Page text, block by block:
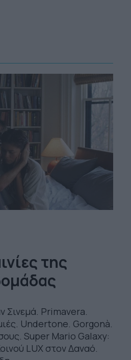
της
Σινεμά. Primavera.
Undertone. Gorgonà.
Super Mario Galaxy:
LUX στον Δαναό.